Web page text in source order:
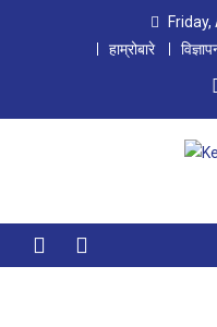
हाम्रोबारे
Ketaketi
First Nepali Online Magazine